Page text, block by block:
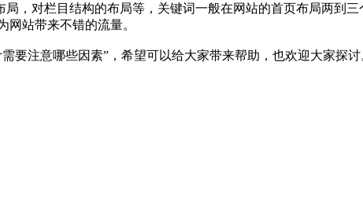
局，对栏目结构的布局等，关键词一般在网站的首页布局两到
站带来不错的流量。
要注意哪些因素”，希望可以给大家带来帮助，也欢迎大家探讨